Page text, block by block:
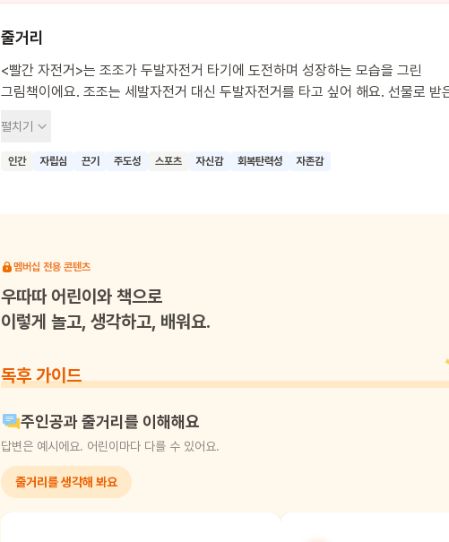
줄거리
<빨간 자전거>는 조조가 두발자전거 타기에 도전하며 성장하는 모습을 그린
그림책이에요. 조조는 세발자전거 대신 두발자전거를 타고 싶어 해요. 선물로 받
어려워하지만, 끈기 있게 노력한 끝에 마침내 보조바퀴 없이 자전거를 타는 데 성
이 책은 어린이의 성장 과정과 도전 정신을 잘 보여주고 있어요. 어린이들이 이 책
펼치기
인간 자립심 끈기 주도성 스포츠 자신감 회복탄력성 자존감
멤버십 전용 콘텐츠
우따따어린이와 책으로
이렇게 놀고, 생각하고, 배워요.
독후 가이드
주인공과 줄거리를 이해해요
답변은 예시에요. 어린이마다 다를 수 있어요.
줄거리를 생각해 봐요